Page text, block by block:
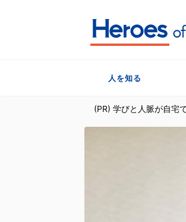
人を知る
(PR) 学びと人脈が自宅